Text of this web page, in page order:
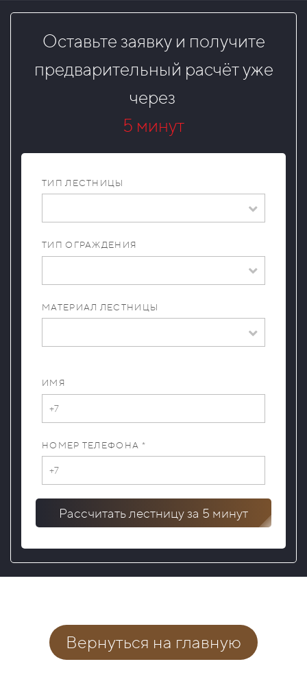
Оставьте заявку и получите
предварительный расчёт уже
через
5 минут
ТИП ЛЕСТНИЦЫ
ТИП ОГРАЖДЕНИЯ
МАТЕРИАЛ ЛЕСТНИЦЫ
ИМЯ
НОМЕР ТЕЛЕФОНА *
Рассчитать лестницу за 5 минут
Вернуться на главную